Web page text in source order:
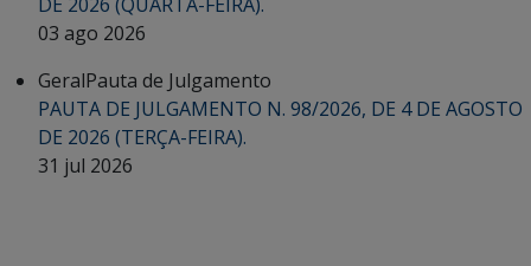
03 ago 2026
GeralPauta de Julgamento
PAUTA DE JULGAMENTO N. 98/2026, DE 4 DE AGOSTO
DE 2026 (TERÇA-FEIRA).
31 jul 2026